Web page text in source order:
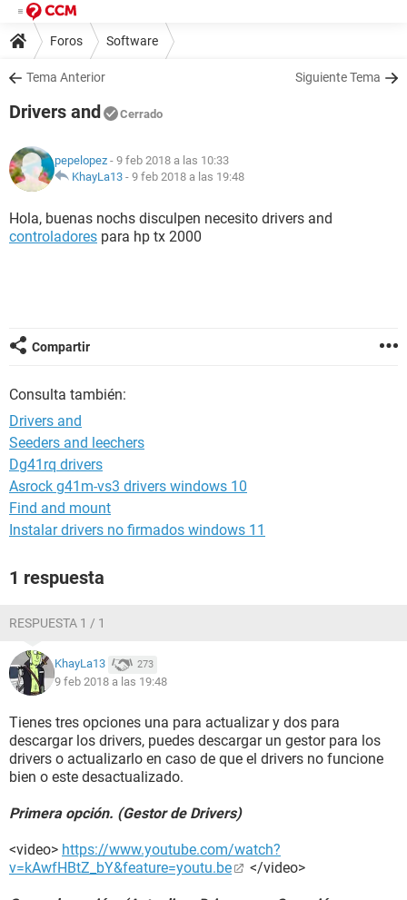
Foros Software
Tema Anterior Siguiente Tema
Drivers and Cerrado
pepelopez - 9 feb 2018 a las 10:33
KhayLa13 - 9 feb 2018 a las 19:48
Hola, buenas nochs disculpen necesito drivers and
controladores para hp tx 2000
Compartir
Consulta también:
Drivers and
Seeders and leechers
Dg41rq drivers
Asrock g41m-vs3 drivers windows 10
Find and mount
Instalar drivers no firmados windows 11
1 respuesta
RESPUESTA 1 / 1
KhayLa13 273
9 feb 2018 a las 19:48
Tienes tres opciones una para actualizar y dos para
descargar los drivers, puedes descargar un gestor para los
drivers o actualizarlo en caso de que el drivers no funcione
bien o este desactualizado.
Primera opción. (Gestor de Drivers)
<video> https://www.youtube.com/watch?
v=kAwfHBtZ_bY&feature=youtu.be
</video>